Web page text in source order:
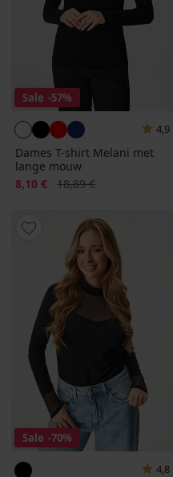
Sale -57%
4,9
Dames T-shirt Melani met
lange mouw
Korting
8,10 € Oorspronkelijke prijs
18,89 €
Sale -70%
4,8